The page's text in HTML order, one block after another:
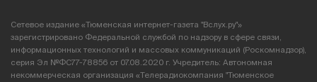
Сетевое издание «Тюменская интернет-газета "Вслух.ру"»
зарегистрировано Федеральной службой по надзору в сфере связи,
информационных технологий и массовых коммуникаций (Роскомнадзор),
серия Эл №ФС77-78856 от 07.08.2020 г. Учредитель: Автономная
некоммерческая организация «Телерадиокомпания "Тюменское